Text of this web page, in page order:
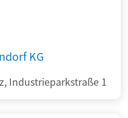
KG
Industrieparkstraße 1